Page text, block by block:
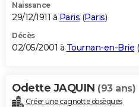
Naissance
29/12/1911 à Paris (Paris)
Décès
02/05/2001 à Tournan-en-Brie (
Odette JAQUIN (93 ans)
Créer une cagnotte obsèques